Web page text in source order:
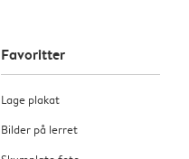
Favoritter
Lage plakat
Bilder på lerret